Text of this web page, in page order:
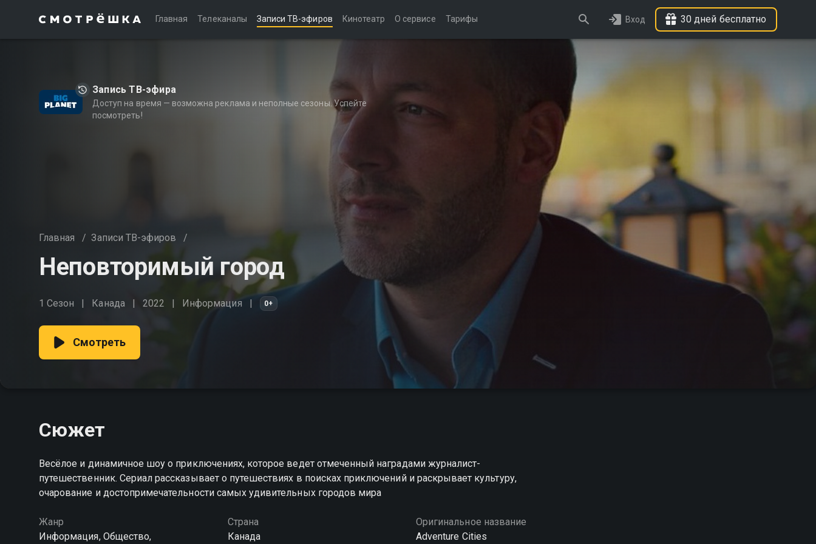
Главная Телеканалы Записи ТВ-эфиров Кинотеатр О сервисе Тарифы Вход 30 дней бесплатно
Запись ТВ-эфира
Доступ на время — возможна реклама и неполные сезоны. Успейте
посмотреть!
Главная / Записи ТВ-эфиров /
Неповторимый город
1 Сезон Канада 2022 Информация 0+
Смотреть
Сюжет
Весёлое и динамичное шоу о приключениях, которое ведет отмеченный наградами журналист-
путешественник. Сериал рассказывает о путешествиях в поисках приключений и раскрывает культуру,
очарование и достопримечательности самых удивительных городов мира
Жанр
Информация, Общество,
Страна
Канада
Оригинальное название
Adventure Cities